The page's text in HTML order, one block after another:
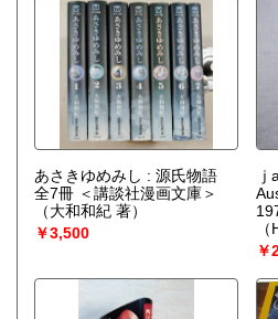
あさきゆめみし : 源氏物語
全7冊 ＜講談社漫画文庫＞
（大和和紀 著）
￥3,500
集
￥